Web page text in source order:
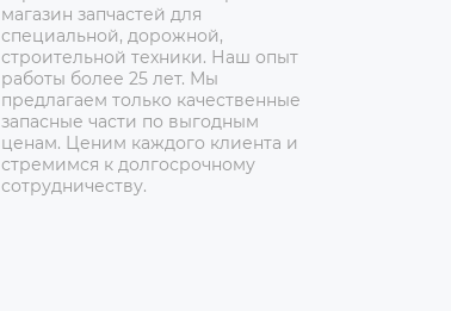
магазин запчастей для
специальной, дорожной,
строительной техники. Наш опыт
работы более 25 лет. Мы
предлагаем только качественные
запасные части по выгодным
ценам. Ценим каждого клиента и
стремимся к долгосрочному
сотрудничеству.